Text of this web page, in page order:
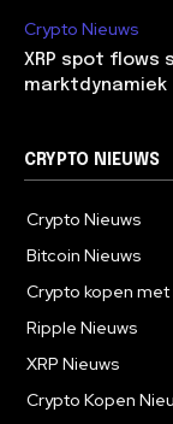
Crypto Nieuws
XRP spot flows
marktdynamiek
CRYPTO NIEUWS
Crypto Nieuws
Bitcoin Nieuws
Crypto kopen met
Ripple Nieuws
XRP Nieuws
Crypto Kopen